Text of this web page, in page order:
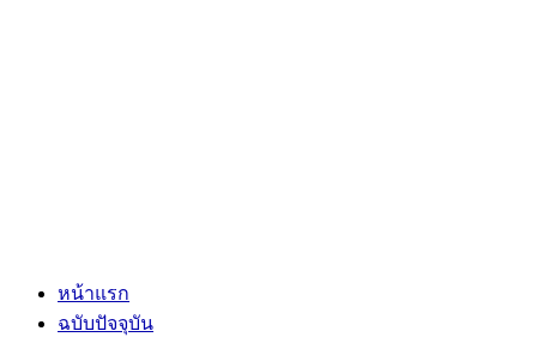
หน้าแรก
ฉบับปัจจุบัน